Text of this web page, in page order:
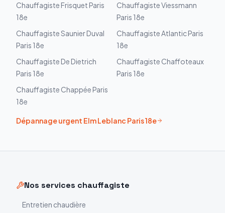
Chauffagiste Frisquet Paris
18e
ChauffagisteViessmann
Paris 18e
ChauffagisteSaunier Duval
Paris 18e
ChauffagisteAtlanticParis
18e
Chauffagiste De Dietrich
Paris 18e
Chauffagiste Chaffoteaux
Paris 18e
Chauffagiste Chappée Paris
18e
Dépannage urgent Elm Leblanc Paris 18e
Nos services chauffagiste
Entretien chaudière